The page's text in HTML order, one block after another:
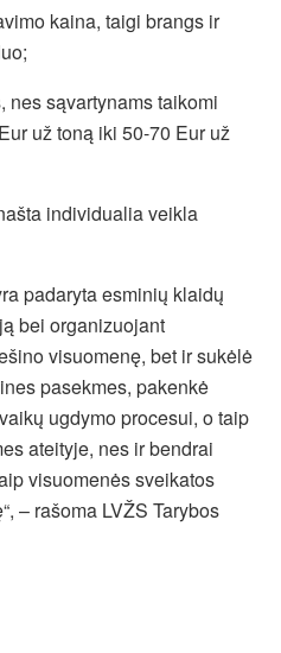
kaina, taigi brangs ir
sąvartynams taikomi
už toną iki 50-70 Eur už
individualia veikla
padaryta esminių klaidų
bei organizuojant
visuomenę, bet ir sukėlė
pasekmes, pakenkė
ugdymo procesui, o taip
ateityje, nes ir bendrai
visuomenės sveikatos
– rašoma LVŽS Tarybos